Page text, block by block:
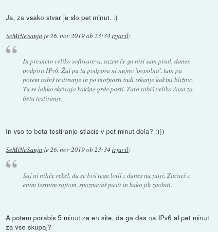
Ja, za vsako stvar je slo pet minut. :)
SeMiNeSanja je 26. nov 2019 ob 23:34izjavil:
In presneto veliko software-a, razen če ga nisi sam pisal, danes
podpira IPv6. Žal pa ta podpora ni nujno 'popolna', tam pa
potem rabiš testiranje in po možnosti tudi iskanje kakšni bližnic.
Tu se lahko skrivajo kakšne grde pasti. Zato rabiš veliko časa za
beta testiranje.
In vso to beta testiranje stlacis v pet minut dela? :)))
SeMiNeSanja je26. nov 2019 ob 23:34izjavil:
Saj ni nihče rekel, da se boš tega lotil z danes na jutri. Začneš z
enim testnim sajtom, spoznavaš pasti in kako jih zaobiti.
A potem porabis 5 minut za en site, da ga das na IPv6 al pet minut
za vse skupaj?